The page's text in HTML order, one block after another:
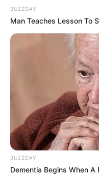
BUZZDAY
Man Teaches Lesson To
BUZZDAY
Dementia Begins When